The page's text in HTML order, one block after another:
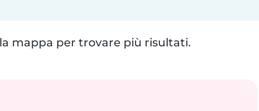
mappa per trovare più risultati.